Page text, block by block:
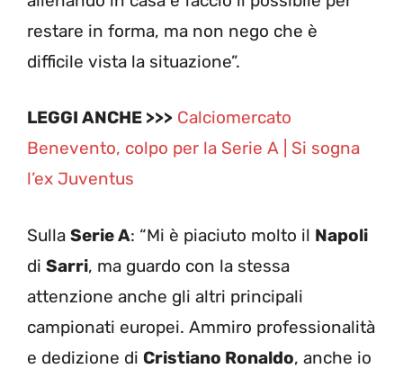
restare in forma, ma non nego che è
difficile vista la situazione”.
LEGGI ANCHE >>> Calciomercato
Benevento, colpo per la Serie A | Si sogna
l’ex Juventus
Sulla Serie A: “Mi è piaciuto molto il Napoli
di Sarri, ma guardo con la stessa
attenzione anche gli altri principali
campionati europei. Ammiro professionalità
e dedizione di Cristiano Ronaldo, anche io